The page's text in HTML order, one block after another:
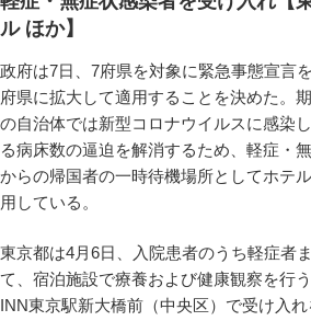
ル ほか】
政府は7日、7府県を対象に緊急事態宣言
府県に拡大して適用することを決めた。
の自治体では新型コロナウイルスに感染
る病床数の逼迫を解消するため、軽症・
からの帰国者の一時待機場所としてホテ
用している。
東京都は4月6日、入院患者のうち軽症者
て、宿泊施設で療養および健康観察を行
INN東京駅新大橋前（中央区）で受け入